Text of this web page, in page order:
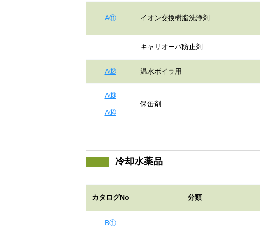
A⑪ イオン交換樹脂洗浄剤
キャリオーバ防止剤
A⑫ 温水ボイラ用
A⑬
A⑭
保缶剤
冷却水薬品
カタログNo 分類
B①